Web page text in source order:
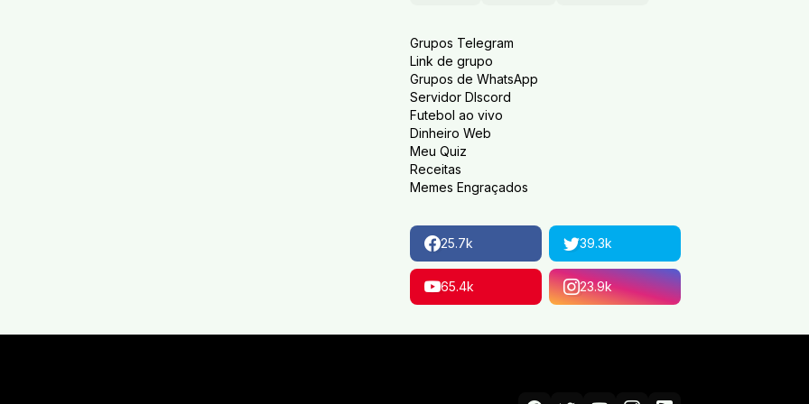
Grupos Telegram
Link de grupo
Grupos de WhatsApp
Servidor DIscord
Futebol ao vivo
Dinheiro Web
Meu Quiz
Receitas
Memes Engraçados
25.7k 39.3k
65.4k 23.9k